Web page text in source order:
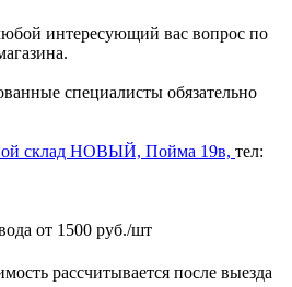
интересующий вас вопрос по
специалисты обязательно
склад НОВЫЙ, Пойма 19в, тел:
от 1500 руб./шт
рассчитывается после выезда